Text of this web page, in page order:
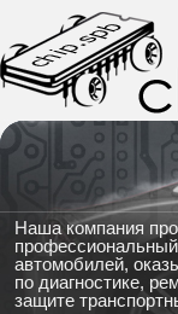
Наша компания
автомобилей,
по диагностике,
защите